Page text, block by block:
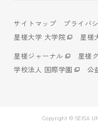
サイトマップ
プライバ
星槎大学 大学院
星槎
星槎ジャーナル
星槎
学校法人 国際学園
公
Copyright © SEISA